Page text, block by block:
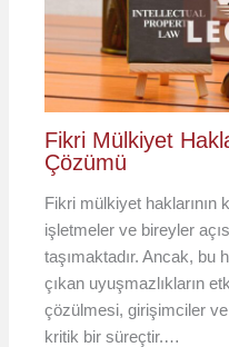
Fikri Mülkiyet
Çözümü
Fikri mülkiyet haklarının
işletmeler ve bireyler
taşımaktadır. Ancak, bu
çıkan uyuşmazlıkların
çözülmesi, girişimciler
kritik bir süreçtir.…